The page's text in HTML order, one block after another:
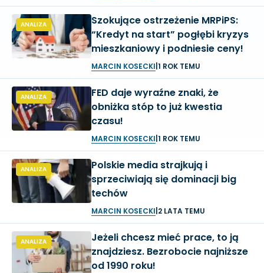
ANALIZA
Szokujące ostrzeżenie MRPiPS:
“Kredyt na start” pogłębi kryzys
mieszkaniowy i podniesie ceny!
MARCIN KOSECKI 1 ROK TEMU
ANALIZA
FED daje wyraźne znaki, że
obniżka stóp to już kwestia
czasu!
MARCIN KOSECKI 1 ROK TEMU
ANALIZA
Polskie media strajkują i
sprzeciwiają się dominacji big
techów
MARCIN KOSECKI 2 LATA TEMU
ANALIZA
Jeżeli chcesz mieć prace, to ją
znajdziesz. Bezrobocie najniższe
od 1990 roku!